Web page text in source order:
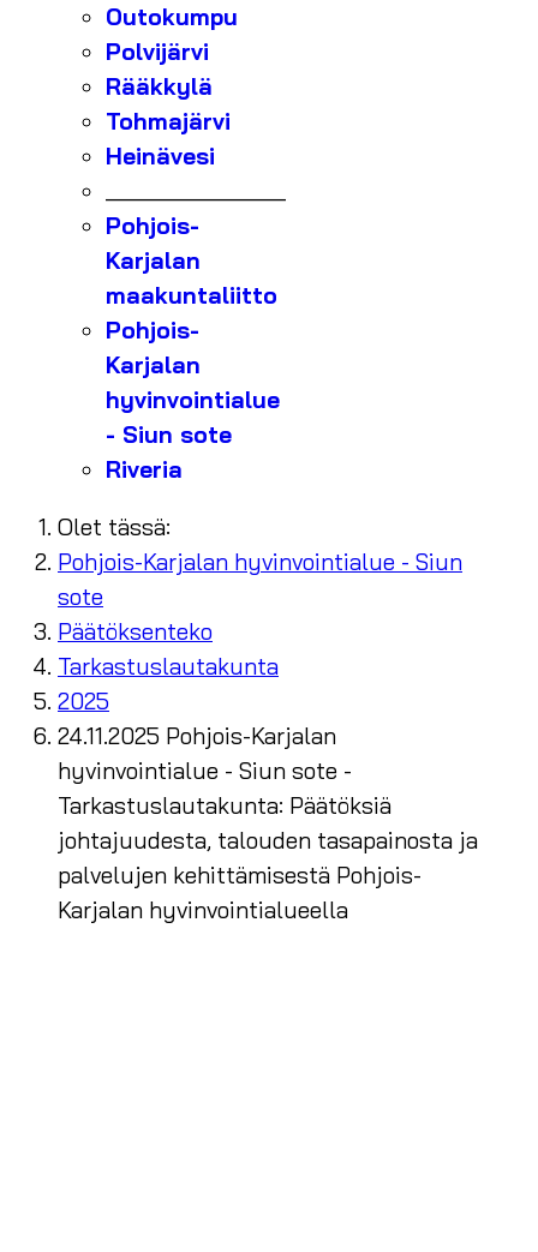
Outokumpu
Polvijärvi
Rääkkylä
Tohmajärvi
Heinävesi
Pohjois-
Karjalan
maakuntaliitto
Pohjois-
Karjalan
hyvinvointialue
- Siun sote
Riveria
Olet tässä:
Pohjois-Karjalan hyvinvointialue - Siun
sote
Päätöksenteko
Tarkastuslautakunta
2025
24.11.2025 Pohjois-Karjalan
hyvinvointialue - Siun sote -
Tarkastuslautakunta: Päätöksiä
johtajuudesta, talouden tasapainosta ja
palvelujen kehittämisestä Pohjois-
Karjalan hyvinvointialueella